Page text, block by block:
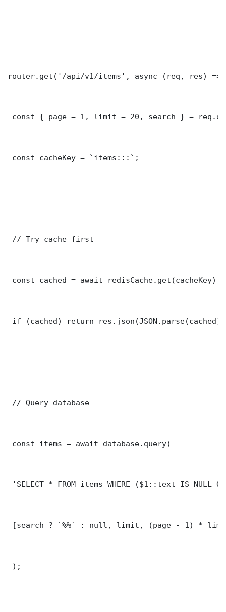
router.get('/api/v1/items', async (req, res) =>
const { page = 1, limit = 20, search } =
const cacheKey = `items:::`;
// Try cache first
const cached = await redisCache.get(cacheKey);
if (cached) return
// Query database
const items = await database.query(
'SELECT * FROM items WHERE ($1::text IS NULL
[search ? `%%` : null, limit, (page - 1) *
);